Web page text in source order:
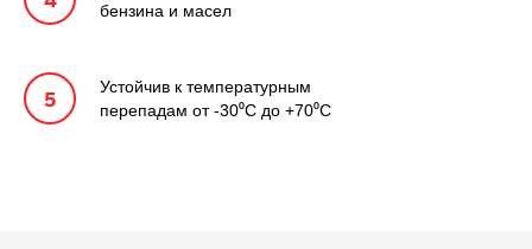
бензина и масел
Устойчив к температурным
перепадам от -30⁰С до +70⁰С